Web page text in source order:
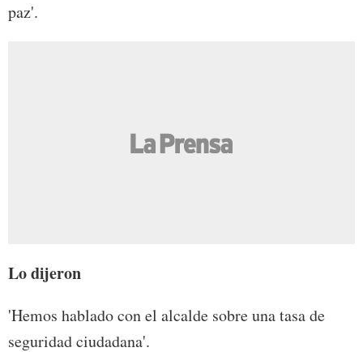
paz'.
Lo dijeron
'Hemos hablado con el alcalde sobre una tasa de
seguridad ciudadana'.